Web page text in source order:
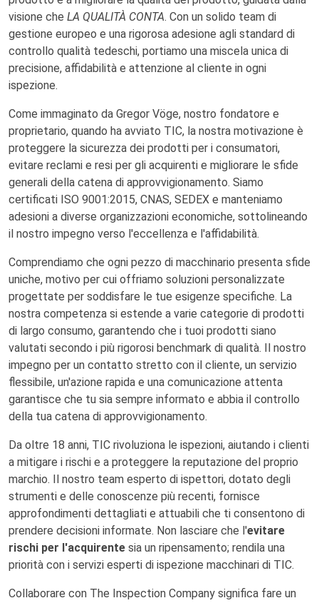
visione che LA QUALITÀ CONTA. Con un solido team di
gestione europeo e una rigorosa adesione agli standard di
controllo qualità tedeschi, portiamo una miscela unica di
precisione, affidabilità e attenzione al cliente in ogni
ispezione.
Come immaginato da Gregor Vöge, nostro fondatore e
proprietario, quando ha avviato TIC, la nostra motivazione è
proteggere la sicurezza dei prodotti per i consumatori,
evitare reclami e resi per gli acquirenti e migliorare le sfide
generali della catena di approvvigionamento. Siamo
certificati ISO 9001:2015, CNAS, SEDEX e manteniamo
adesioni a diverse organizzazioni economiche, sottolineando
il nostro impegno verso l'eccellenza e l'affidabilità.
Comprendiamo che ogni pezzo di macchinario presenta sfide
uniche, motivo per cui offriamo soluzioni personalizzate
progettate per soddisfare le tue esigenze specifiche. La
nostra competenza si estende a varie categorie di prodotti
di largo consumo, garantendo che i tuoi prodotti siano
valutati secondo i più rigorosi benchmark di qualità. Il nostro
impegno per un contatto stretto con il cliente, un servizio
flessibile, un'azione rapida e una comunicazione attenta
garantisce che tu sia sempre informato e abbia il controllo
della tua catena di approvvigionamento.
Da oltre 18 anni, TIC rivoluziona le ispezioni, aiutando i clienti
a mitigare i rischi e a proteggere la reputazione del proprio
marchio. Il nostro team esperto di ispettori, dotato degli
strumenti e delle conoscenze più recenti, fornisce
approfondimenti dettagliati e attuabili che ti consentono di
prendere decisioni informate. Non lasciare che l'evitare
rischi per l'acquirente sia un ripensamento; rendila una
priorità con i servizi esperti di ispezione macchinari di TIC.
Collaborare con The Inspection Company significa fare un